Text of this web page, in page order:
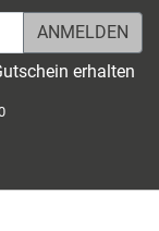
erhalten